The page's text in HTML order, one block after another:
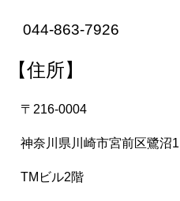
044-863-7926
【住所】
〒216-0004
神奈川県川崎市宮前区鷺沼
TMビル2階